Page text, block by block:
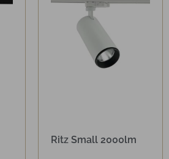
Ritz Small 2000lm